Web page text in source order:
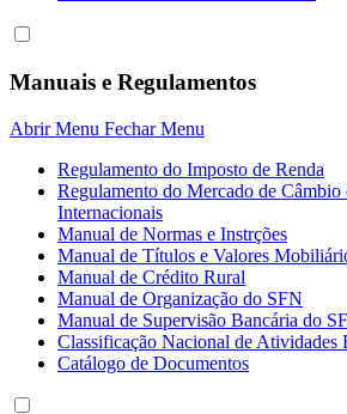
Manuais e Regulamentos
Abrir Menu Fechar Menu
Regulamento do Imposto de Renda
Regulamento do Mercado de Câmbio
Internacionais
Manual de Normas e Instrções
Manual de Títulos e Valores
Manual de Crédito Rural
Manual de Organização do SFN
Manual de Supervisão Bancária do
Classificação Nacional de Atividades
Catálogo de Documentos